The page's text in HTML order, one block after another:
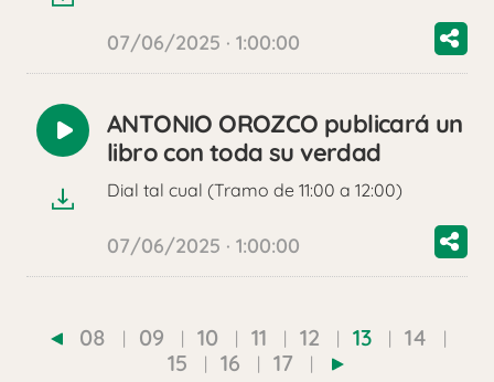
07/06/2025 · 1:00:00
Reproducir
audio
ANTONIO OROZCO publicará un
libro con toda su verdad
Dial tal cual (Tramo de 11:00 a 12:00)
07/06/2025 · 1:00:00
08 09 10 11 12 13
14
15
16 17